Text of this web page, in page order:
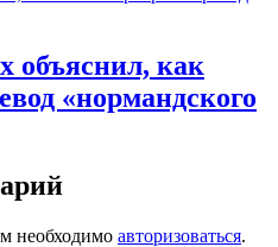
объяснил, как
«нормандского
необходимо авторизоваться.